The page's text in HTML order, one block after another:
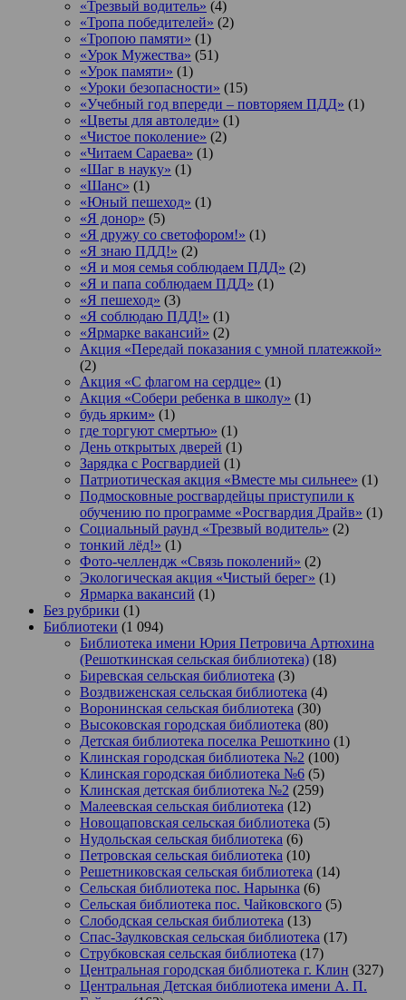
«Трезвый водитель» (4)
«Тропа победителей» (2)
«Тропою памяти» (1)
«Урок Мужества» (51)
«Урок памяти» (1)
«Уроки безопасности» (15)
«Учебный год впереди – повторяем ПДД» (1)
«Цветы для автоледи» (1)
«Чистое поколение» (2)
«Читаем Сараева» (1)
«Шаг в науку» (1)
«Шанс» (1)
«Юный пешеход» (1)
«Я донор» (5)
«Я дружу со светофором!» (1)
«Я знаю ПДД!» (2)
«Я и моя семья соблюдаем ПДД» (2)
«Я и папа соблюдаем ПДД» (1)
«Я пешеход» (3)
«Я соблюдаю ПДД!» (1)
«Ярмарке вакансий» (2)
Акция «Передай показания с умной платежкой»
(2)
Акция «С флагом на сердце» (1)
Акция «Собери ребенка в школу» (1)
будь ярким» (1)
где торгуют смертью» (1)
День открытых дверей (1)
Зарядка с Росгвардией (1)
Патриотическая акция «Вместе мы сильнее» (1)
Подмосковные росгвардейцы приступили к
обучению по программе «Росгвардия Драйв» (1)
Социальный раунд «Трезвый водитель» (2)
тонкий лёд!» (1)
Фото-челлендж «Связь поколений» (2)
Экологическая акция «Чистый берег» (1)
Ярмарка вакансий (1)
Без рубрики (1)
Библиотеки (1 094)
Библиотека имени Юрия Петровича Артюхина
(Решоткинская сельская библиотека) (18)
Биревская сельская библиотека (3)
Воздвиженская сельская библиотека (4)
Воронинская сельская библиотека (30)
Высоковская городская библиотека (80)
Детская библиотека поселка Решоткино (1)
Клинская городская библиотека №2 (100)
Клинская городская библиотека №6 (5)
Клинская детская библиотека №2 (259)
Малеевская сельская библиотека (12)
Новощаповская сельская библиотека (5)
Нудольская сельская библиотека (6)
Петровская сельская библиотека (10)
Решетниковская сельская библиотека (14)
Сельская библиотека пос. Нарынка (6)
Сельская библиотека пос. Чайковского (5)
Слободская сельская библиотека (13)
Спас-Заулковская сельская библиотека (17)
Струбковская сельская библиотека (17)
Центральная городская библиотека г. Клин (327)
Центральная Детская библиотека имени А. П.